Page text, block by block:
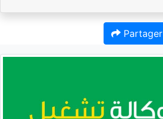
Partager